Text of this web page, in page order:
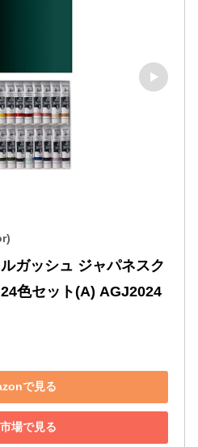
ガッシュ ジャパネスク
色セット(A) AGJ2024
で見る
場で見る